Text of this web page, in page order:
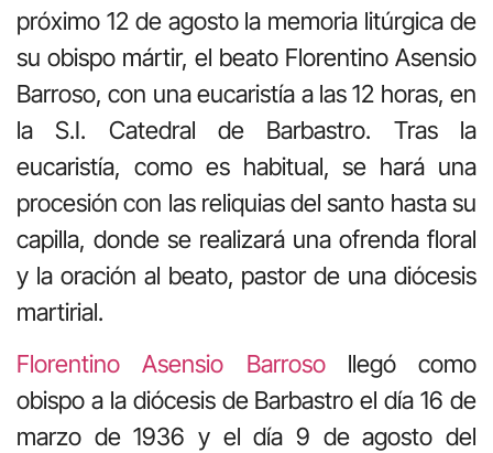
próximo 12 de agosto la memoria litúrgica de
su obispo mártir, el beato Florentino Asensio
Barroso, con una eucaristía a las 12 horas, en
la S.I. Catedral de Barbastro. Tras la
eucaristía, como es habitual, se hará una
procesión con las reliquias del santo hasta su
capilla, donde se realizará una ofrenda floral
y la oración al beato, pastor de una diócesis
martirial.
Florentino Asensio Barrosollegó como
obispo a la diócesis de Barbastro el día 16 de
marzo de 1936 y el día 9 de agosto del